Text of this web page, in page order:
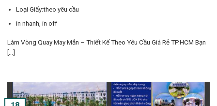
Loại Giấy:theo yêu cầu
in nhanh, in off
Làm Vòng Quay May Mắn – Thiết Kế Theo Yêu Cầu Giá Rẻ TP.HCM Bạn
[...]